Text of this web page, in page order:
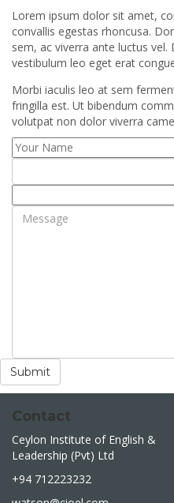
Lorem ipsum dolor sit amet,
convallis egestas rhoncusa.
sem, ac viverra ante luctus
vestibulum leo eget erat
Morbi iaculis leo at sem
fringilla est. Ut bibendum
volutpat non dolor viverra
Contact
Ceylon Institute of English &
Leadership (Pvt) Ltd
+94 712223232